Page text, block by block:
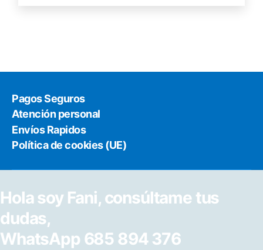
Pagos Seguros
Atención personal
Envíos Rapidos
Política de cookies (UE)
Hola soy Fani, consúltame tus
dudas,
WhatsApp 685 894 376